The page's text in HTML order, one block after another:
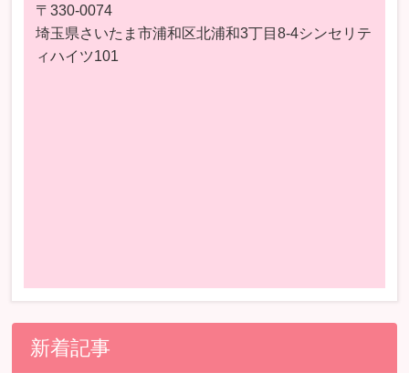
〒330-0074
埼玉県さいたま市浦和区北浦和3丁目8-4シンセリテ
ィハイツ101
新着記事